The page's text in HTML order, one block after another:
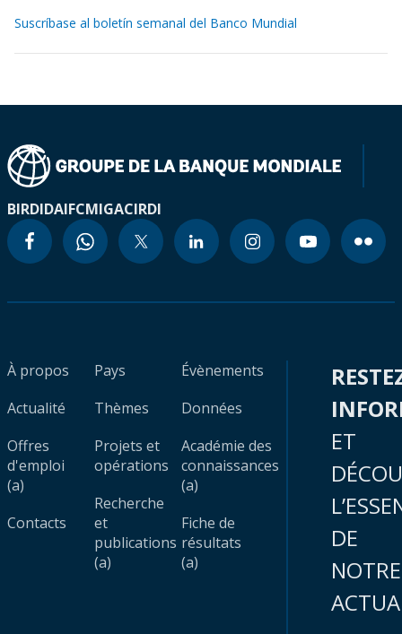
Suscríbase al boletín semanal del Banco Mundial
BIRDIDAIFCMIGACIRDI
À propos
Actualité
Offres
d'emploi
(a)
Contacts
Pays
Thèmes
Projets et
opérations
Recherche
et
publications
(a)
Évènements
Données
Académie des
connaissances
(a)
Fiche de
résultats
(a)
ET
DE
NOTRE